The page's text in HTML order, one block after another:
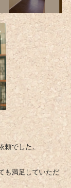
でした。
も満足していただ